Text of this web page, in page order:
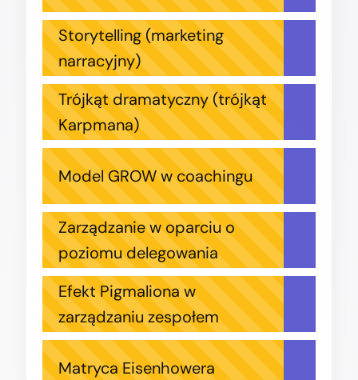
Storytelling (marketing
narracyjny)
Trójkąt dramatyczny (trójkąt
Karpmana)
Model GROW w coachingu
Zarządzanie w oparciu o
poziomu delegowania
Efekt Pigmaliona w
zarządzaniu zespołem
Matryca Eisenhowera